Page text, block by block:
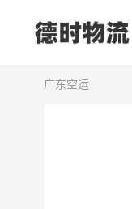
广东空运